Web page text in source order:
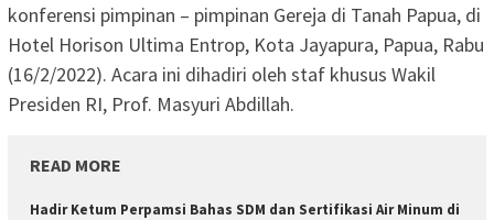
konferensi pimpinan – pimpinan Gereja di Tanah Papua, di
Hotel Horison Ultima Entrop, Kota Jayapura, Papua, Rabu
(16/2/2022). Acara ini dihadiri oleh staf khusus Wakil
Presiden RI, Prof. Masyuri Abdillah.
READ MORE
Hadir Ketum Perpamsi Bahas SDM dan Sertifikasi Air Minum di